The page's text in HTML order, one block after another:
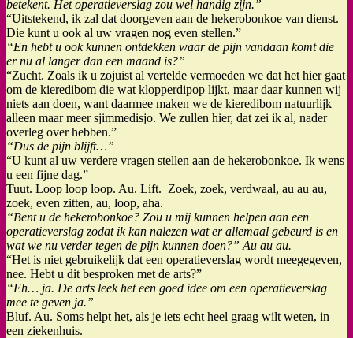
betekent. Het operatieverslag zou wel handig zijn.”
“Uitstekend, ik zal dat doorgeven aan de hekerobonkoe van dienst.
Die kunt u ook al uw vragen nog even stellen.”
“En hebt u ook kunnen ontdekken waar de pijn vandaan komt die
er nu al langer dan een maand is?”
“Zucht. Zoals ik u zojuist al vertelde vermoeden we dat het hier gaat
om de kieredibom die wat klopperdipop lijkt, maar daar kunnen wij
niets aan doen, want daarmee maken we de kieredibom natuurlijk
alleen maar meer sjimmedisjo. We zullen hier, dat zei ik al, nader
overleg over hebben.”
“Dus de pijn blijft…”
“U kunt al uw verdere vragen stellen aan de hekerobonkoe. Ik wens
u een fijne dag.”
Tuut. Loop loop loop. Au. Lift. Zoek, zoek, verdwaal, au au au,
zoek, even zitten, au, loop, aha.
“Bent u de hekerobonkoe? Zou u mij kunnen helpen aan een
operatieverslag zodat ik kan nalezen wat er allemaal gebeurd is en
wat we nu verder tegen de pijn kunnen doen?” Au au au.
“Het is niet gebruikelijk dat een operatieverslag wordt meegegeven,
nee. Hebt u dit besproken met de arts?”
“Eh… ja. De arts leek het een goed idee om een operatieverslag
mee te geven ja.”
Bluf. Au. Soms helpt het, als je iets echt heel graag wilt weten, in
een ziekenhuis.